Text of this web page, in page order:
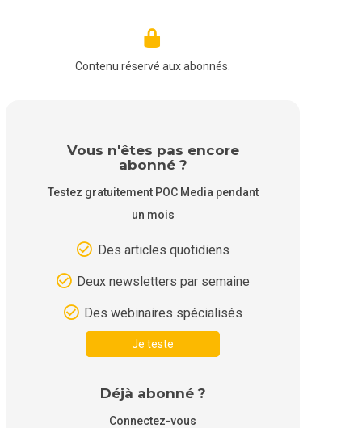
Contenu réservé aux abonnés.
Vous n'êtes pas encore
abonné ?
Testez gratuitement POC Media pendant
un mois
Des articles quotidiens
Deux newsletters par semaine
Des webinaires spécialisés
Je teste
Déjà abonné ?
Connectez-vous